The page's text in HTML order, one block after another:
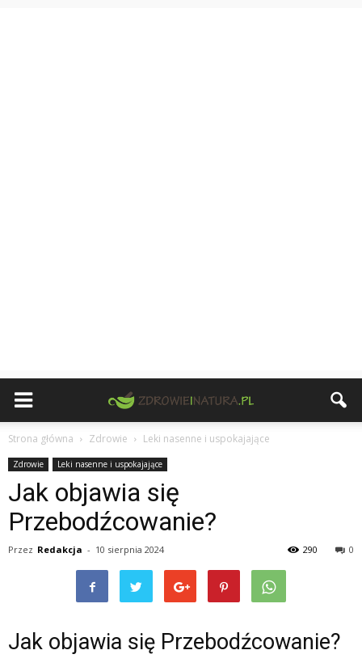
Strona główna Zdrowie Leki nasenne i uspokajające
Zdrowie Leki nasenne i uspokajające
Jak objawia się
Przebodźcowanie?
Przez Redakcja - 10 sierpnia 2024 0
290
Jak objawia się Przebodźcowanie?